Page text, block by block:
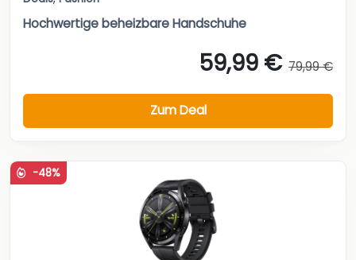
Hochwertige beheizbare Handschuhe
59,99 € 79,99 €
Zum Deal
-48%